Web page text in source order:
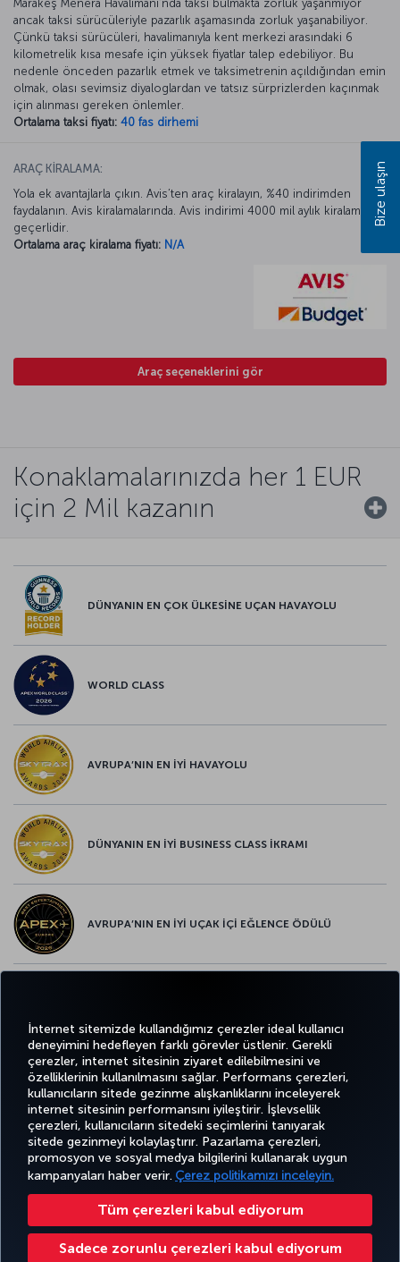
İnternet sitemizde kullandığımız çerezler ideal kullanıcı
deneyimini hedefleyen farklı görevler üstlenir. Gerekli
çerezler, internet sitesinin ziyaret edilebilmesini ve
özelliklerinin kullanılmasını sağlar. Performans çerezleri,
kullanıcıların sitede gezinme alışkanlıklarını inceleyerek
internet sitesinin performansını iyileştirir. İşlevsellik
çerezleri, kullanıcıların sitedeki seçimlerini tanıyarak
sitede gezinmeyi kolaylaştırır. Pazarlama çerezleri,
promosyon ve sosyal medya bilgilerini kullanarak uygun
kampanyaları haber verir. Çerez politikamızı inceleyin.
Tüm çerezleri kabul ediyorum
Sadece zorunlu çerezleri kabul ediyorum
Marakeş Menera Havalimanı’nda taksi bulmakta zorluk yaşanmıyor
ancak taksi sürücüleriyle pazarlık aşamasında zorluk yaşanabiliyor.
Çünkü taksi sürücüleri, havalimanıyla kent merkezi arasındaki 6
kilometrelik kısa mesafe için yüksek fiyatlar talep edebiliyor. Bu
nedenle önceden pazarlık etmek ve taksimetrenin açıldığından emin
olmak, olası sevimsiz diyaloglardan ve tatsız sürprizlerden kaçınmak
için alınması gereken önlemler.
Ortalama taksi fiyatı: 40 fas dirhemi
ARAÇ KİRALAMA:
Yola ek avantajlarla çıkın. Avis’ten araç kiralayın, %40 indirimden
faydalanın. Avis kiralamalarında. Avis indirimi 4000 mil aylık kiralamada
geçerlidir.
Ortalama araç kiralama fiyatı: N/A
Araç seçeneklerini gör
Konaklamalarınızda her 1 EUR
için 2 Mil kazanın
DÜNYANIN EN ÇOK ÜLKESİNE UÇAN HAVAYOLU
WORLD CLASS
AVRUPA’NIN EN İYİ HAVAYOLU
DÜNYANIN EN İYİ BUSINESS CLASS İKRAMI
AVRUPA’NIN EN İYİ UÇAK İÇİ EĞLENCE ÖDÜLÜ
TwitterFacebook
Instagram
YoutubeLinkedIn
TiktokBlogPinterest
BİLET
AL VE
YÖNET
DENEYİM
FIRSATLAR
VE UÇUŞ
NOKTALARI
YARDIM MILES&SMILES
Bilgi Toplumu Hizmetleri Erişilebilirlik Gizlilik ve Çerez Politikası Yasal Uyarı Yolcu Hakları
Çerez Ayarlarını Değiştir
Bize ulaşın